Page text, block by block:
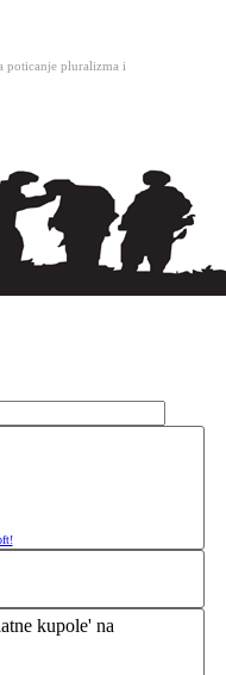
poticanje pluralizma i
kupole' na